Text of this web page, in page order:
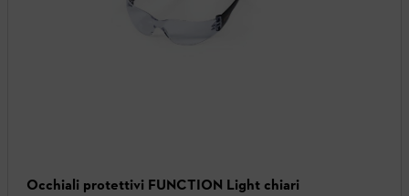
Occhiali protettivi FUNCTION Light chiari